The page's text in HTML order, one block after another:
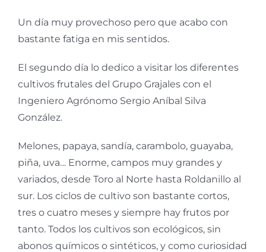
Un día muy provechoso pero que acabo con
bastante fatiga en mis sentidos.
El segundo día lo dedico a visitar los diferentes
cultivos frutales del Grupo Grajales con el
Ingeniero Agrónomo Sergio Aníbal Silva
González.
Melones, papaya, sandía, carambolo, guayaba,
piña, uva… Enorme, campos muy grandes y
variados, desde Toro al Norte hasta Roldanillo al
sur. Los ciclos de cultivo son bastante cortos,
tres o cuatro meses y siempre hay frutos por
tanto. Todos los cultivos son ecológicos, sin
abonos químicos o sintéticos, y como curiosidad